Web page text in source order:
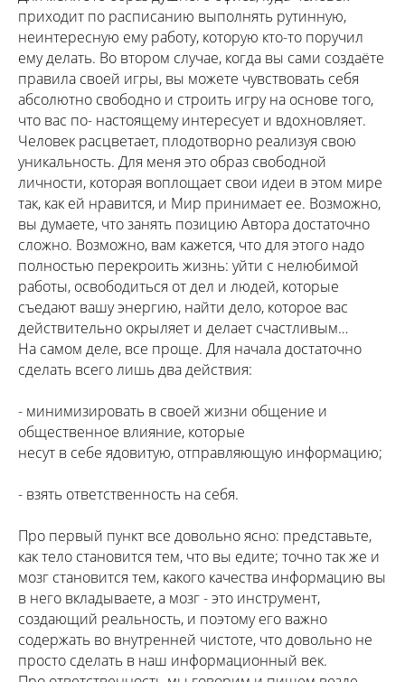
приходит по расписанию выполнять рутинную,
неинтересную ему работу, которую кто-то поручил
ему делать. Во втором случае, когда вы сами создаёте
правила своей игры, вы можете чувствовать себя
абсолютно свободно и строить игру на основе того,
что вас по- настоящему интересует и вдохновляет.
Человек расцветает, плодотворно реализуя свою
уникальность. Для меня это образ свободной
личности, которая воплощает свои идеи в этом мире
так, как ей нравится, и Мир принимает ее. Возможно,
вы думаете, что занять позицию Автора достаточно
сложно. Возможно, вам кажется, что для этого надо
полностью перекроить жизнь: уйти с нелюбимой
работы, освободиться от дел и людей, которые
съедают вашу энергию, найти дело, которое вас
действительно окрыляет и делает счастливым…
На самом деле, все проще. Для начала достаточно
сделать всего лишь два действия:
- минимизировать в своей жизни общение и
общественное влияние, которые
несут в себе ядовитую, отправляющую информацию;
- взять ответственность на себя.
Про первый пункт все довольно ясно: представьте,
как тело становится тем, что вы едите; точно так же и
мозг становится тем, какого качества информацию вы
в него вкладываете, а мозг - это инструмент,
создающий реальность, и поэтому его важно
содержать во внутренней чистоте, что довольно не
просто сделать в наш информационный век.